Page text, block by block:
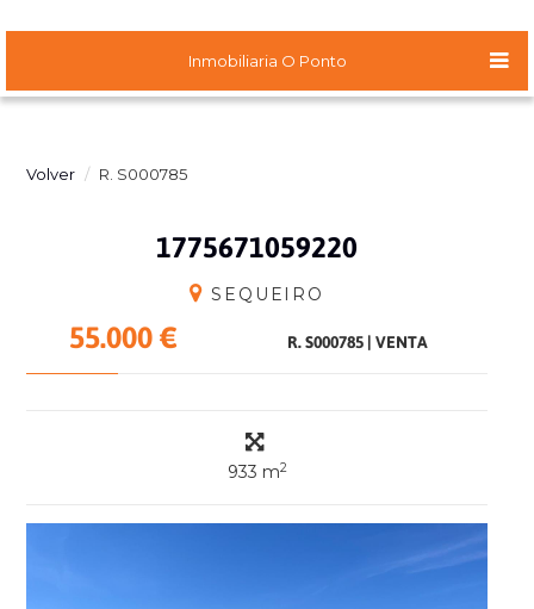
Inmobiliaria O Ponto
Volver R. S000785
1775671059220
SEQUEIRO
55.000 € R. S000785| VENTA
933 m2